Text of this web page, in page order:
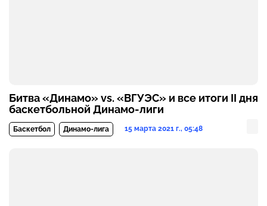
Битва «Динамо» vs. «ВГУЭС» и все итоги II дня
баскетбольной Динамо-лиги
Баскетбол Динамо-лига 15 марта 2021 г., 05:48